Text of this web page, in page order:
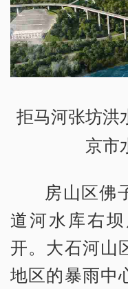
拒马河张坊洪
京市
房山区佛
道河水库右
开。大石河山
地区的暴雨中